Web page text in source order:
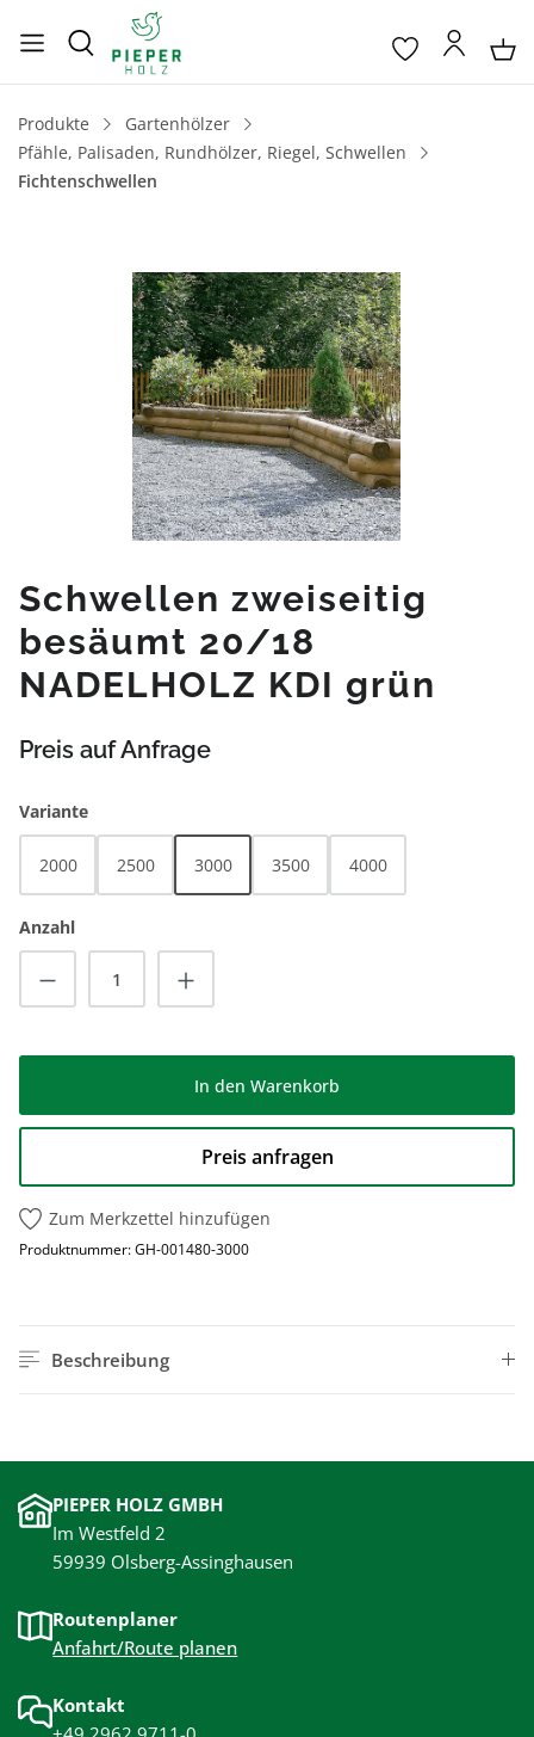
Produkte
Gartenhölzer
Pfähle, Palisaden, Rundhölzer, Riegel, Schwellen
Fichtenschwellen
Bildergalerie überspringen
Schwellen zweiseitig
besäumt 20/18
NADELHOLZ KDI grün
Preis auf Anfrage
Varianteauswählen
2000 2500 3000 3500 4000
Anzahl
Produkt Anzahl: Gib den gewünschten
In den Warenkorb
Preis anfragen
Zum Merkzettel hinzufügen
Produktnummer:GH-001480-3000
Beschreibung
PIEPER HOLZ GMBH
Im Westfeld 2
59939 Olsberg-Assinghausen
Routenplaner
Anfahrt/Route planen
Kontakt